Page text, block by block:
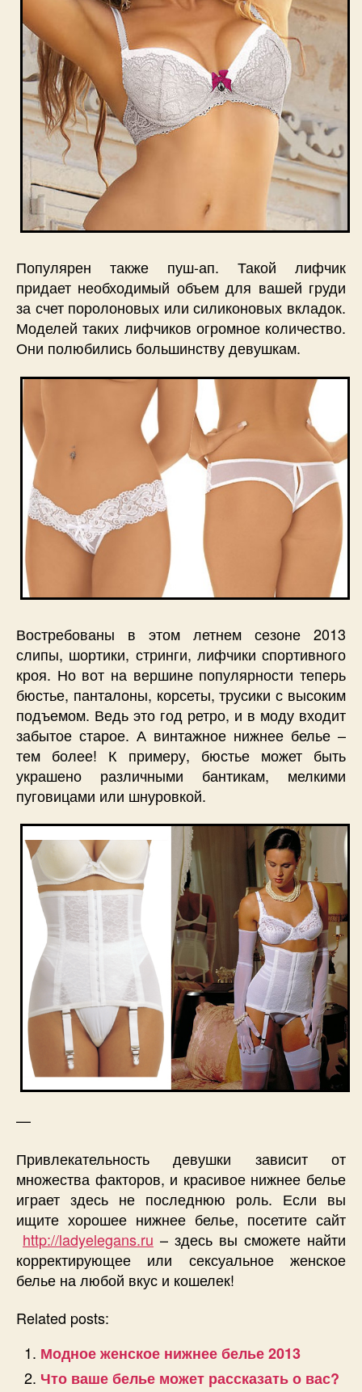
Популярен также пуш-ап. Такой лифчик
придает необходимый объем для вашей груди
за счет поролоновых или силиконовых вкладок.
Моделей таких лифчиков огромное количество.
Они полюбились большинству девушкам.
Востребованы в этом летнем сезоне 2013
слипы, шортики, стринги, лифчики спортивного
кроя. Но вот на вершине популярности теперь
бюстье, панталоны, корсеты, трусики с высоким
подъемом. Ведь это год ретро, и в моду входит
забытое старое. А винтажное нижнее белье –
тем более! К примеру, бюстье может быть
украшено различными бантикам, мелкими
пуговицами или шнуровкой.
—
Привлекательность девушки зависит от
множества факторов, и красивое нижнее белье
играет здесь не последнюю роль. Если вы
ищите хорошее нижнее белье, посетите сайт
http://ladyelegans.ru – здесь вы сможете найти
корректирующее или сексуальное женское
белье на любой вкус и кошелек!
Related posts:
Модное женское нижнее белье 2013
Что ваше белье может рассказать о вас?